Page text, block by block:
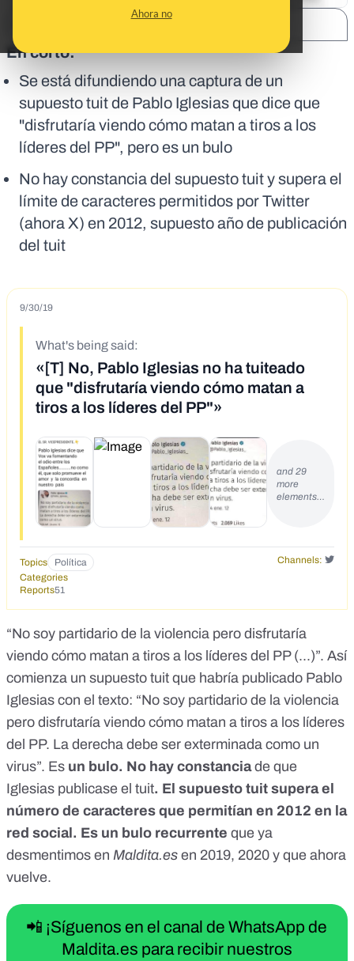
Ahora no
En corto:
Se está difundiendo una captura de un
supuesto tuit de Pablo Iglesias que dice que
"disfrutaría viendo cómo matan a tiros a los
líderes del PP", pero es un bulo
No hay constancia del supuesto tuit y supera el
límite de caracteres permitidos por Twitter
(ahora X) en 2012, supuesto año de publicación
del tuit
9/30/19
What's being said:
«[T] No, Pablo Iglesias no ha tuiteado
que "disfrutaría viendo cómo matan a
tiros a los líderes del PP"»
and 29
more
elements…
Topics Política
Channels:
Categories
Reports51
“No soy partidario de la violencia pero disfrutaría
viendo cómo matan a tiros a los líderes del PP (...)”. Así
comienza un supuesto tuit que habría publicado Pablo
Iglesias con el texto: “No soy partidario de la violencia
pero disfrutaría viendo cómo matan a tiros a los líderes
del PP. La derecha debe ser exterminada como un
virus”. Es un bulo. No hay constanciade que
Iglesias publicase el tuit. El supuesto tuit supera el
número de caracteres que permitían en 2012 en la
red social. Es un bulo recurrente que ya
desmentimos en Maldita.es en 2019, 2020 y que ahora
vuelve.
📲 ¡Síguenos en el canal de WhatsApp de
Maldita.es para recibir nuestros